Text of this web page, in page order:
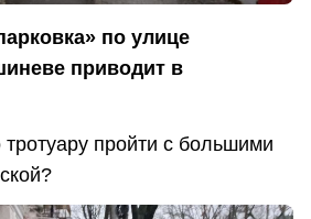
по улице
приводит в
тротуару пройти с большими